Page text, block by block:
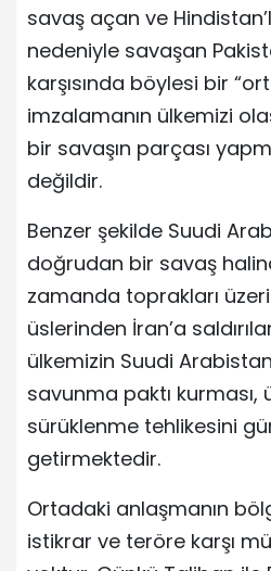
savaş açan ve
nedeniyle savaşan
karşısında böylesi bir
imzalamanın ülkemizi
bir savaşın parçası
değildir.
Benzer şekilde Suudi
doğrudan bir savaş
zamanda toprakları
üslerinden İran’a
ülkemizin Suudi
savunma paktı kurması,
sürüklenme tehlikesini
getirmektedir.
Ortadaki anlaşmanın
istikrar ve teröre karşı